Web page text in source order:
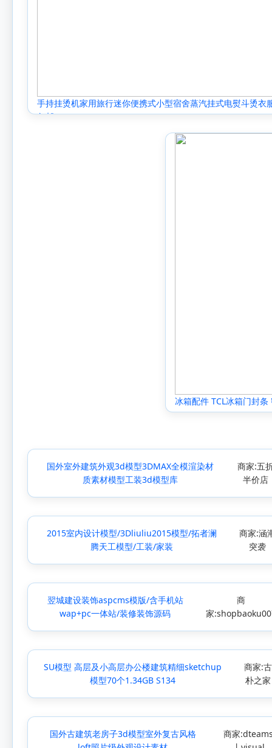
手持挂烫机家用旅行迷你便携式小型宿舍蒸汽挂式电熨斗烫衣
包邮
冰箱配件 TCL冰箱门封条
国外室外建筑外观3d模型3DMAX全模渲染材
质素材模型工装3d模型库
商家:五
半价店
2015室内设计模型/3Dliuliu2015模型/拓者澜
腾天工模型/工装/家装
商家:涵
突袭
翌城建设装饰aspcms模版/含手机站
wap+pc一体站/装修装饰源码
商
家
SU模型 高层及小高层办公楼建筑精细sketchup
模型70个1.34GB S134
商家:古
朴之家
国外古建筑老房子3d模型室外复古风格
商家